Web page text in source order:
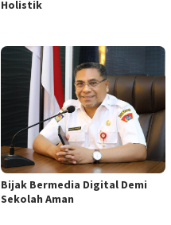
Holistik
Bijak Bermedia Digital Demi
Sekolah Aman